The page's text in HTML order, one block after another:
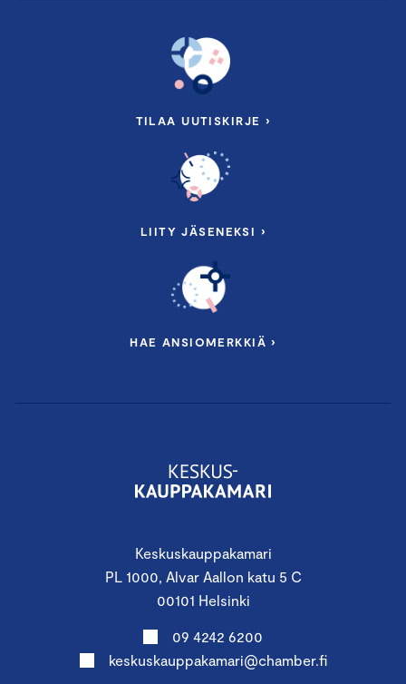
Keskuskauppakamari
PL 1000, Alvar Aallon katu 5 C
00101 Helsinki
09 4242 6200
keskuskauppakamari@chamber.fi
TILAA UUTISKIRJE ›
LIITY JÄSENEKSI ›
HAE ANSIOMERKKIÄ ›